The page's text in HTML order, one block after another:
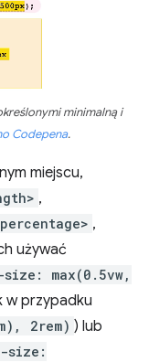
minimalną i
Codepena.
miejscu,
,
,
używać
max(0.5vw,
w przypadku
2rem) ) lub
size: